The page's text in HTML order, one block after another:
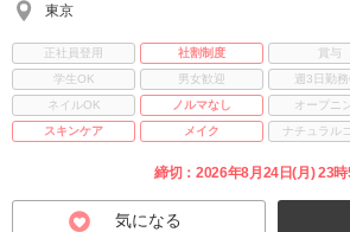
東京
正社員登用 社割制度 賞与
学生OK
男女歓迎 週3日勤
ネイルOK
ノルマなし オープニ
スキンケア
メイク ナチュラル
締切：2026年8月24日(月) 23
気になる